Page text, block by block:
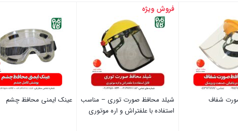
شفاف
فروش ویژه
شیلد محافظ صورت توری – مناسب
استفاده با علفتراش و اره موتوری
عینک ایمنی محافظ چشم